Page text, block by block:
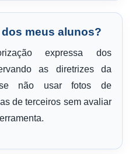
meus alunos?
expressa dos
as diretrizes da
se não usar fotos de
de terceiros sem avaliar